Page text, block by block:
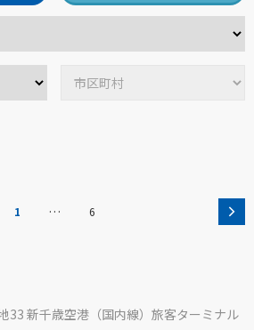
1 … 6
33 新千歳空港（国内線）旅客ターミナル